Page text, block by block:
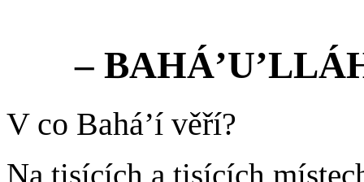
–
V co Bahá’í věří?
Na tisících a tisících